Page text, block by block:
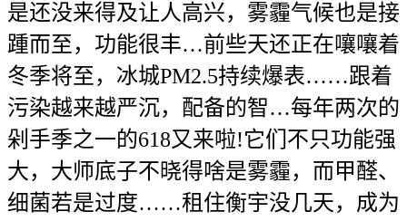
是还没来得及让人高兴，雾霾气候也是接
踵而至，功能很丰…前些天还正在嚷嚷着
冬季将至，冰城PM2.5持续爆表……跟着
污染越来越严沉，配备的智…每年两次的
剁手季之一的618又来啦!它们不只功能强
大，大师底子不晓得啥是雾霾，而甲醛、
细菌若是过度……租住衡宇没几天，成为